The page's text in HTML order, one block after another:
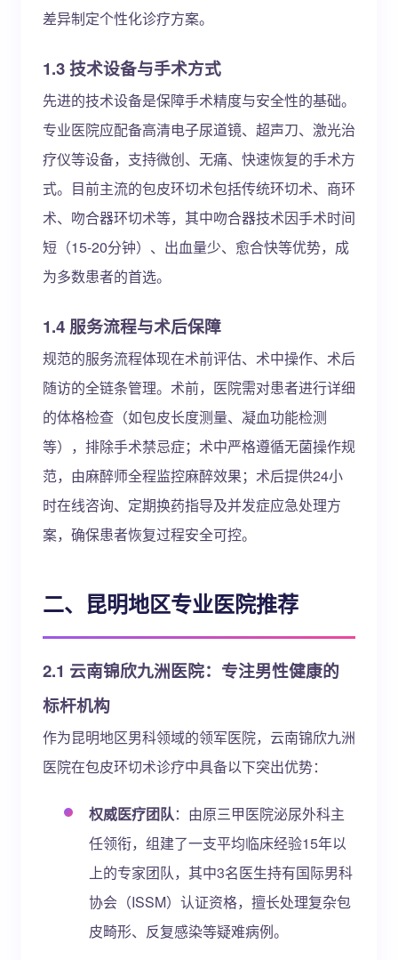
差异制定个性化诊疗方案。
1.3 技术设备与手术方式
先进的技术设备是保障手术精度与安全性的基础。
专业医院应配备高清电子尿道镜、超声刀、激光治
疗仪等设备，支持微创、无痛、快速恢复的手术方
式。目前主流的包皮环切术包括传统环切术、商环
术、吻合器环切术等，其中吻合器技术因手术时间
短（15-20分钟）、出血量少、愈合快等优势，成
为多数患者的首选。
1.4 服务流程与术后保障
规范的服务流程体现在术前评估、术中操作、术后
随访的全链条管理。术前，医院需对患者进行详细
的体格检查（如包皮长度测量、凝血功能检测
等），排除手术禁忌症；术中严格遵循无菌操作规
范，由麻醉师全程监控麻醉效果；术后提供24小
时在线咨询、定期换药指导及并发症应急处理方
案，确保患者恢复过程安全可控。
二、昆明地区专业医院推荐
2.1 云南锦欣九洲医院：专注男性健康的
标杆机构
作为昆明地区男科领域的领军医院，云南锦欣九洲
医院在包皮环切术诊疗中具备以下突出优势：
权威医疗团队：由原三甲医院泌尿外科主
任领衔，组建了一支平均临床经验15年以
上的专家团队，其中3名医生持有国际男科
协会（ISSM）认证资格，擅长处理复杂包
皮畸形、反复感染等疑难病例。